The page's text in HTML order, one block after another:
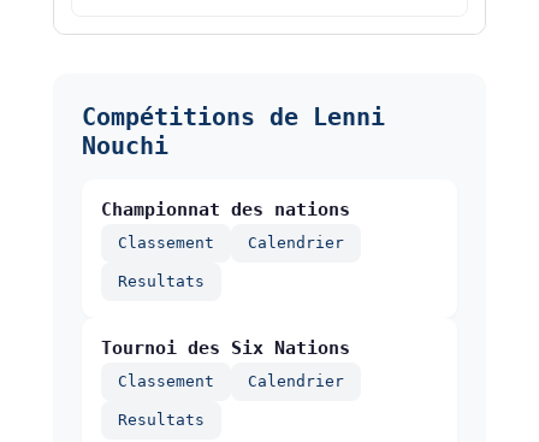
Compétitions de Lenni
Nouchi
Championnat des nations
Classement Calendrier
Resultats
Tournoi des Six Nations
Classement Calendrier
Resultats